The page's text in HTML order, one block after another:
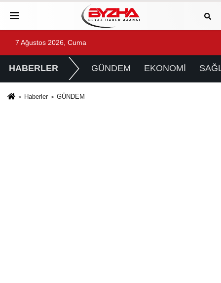
7 Ağustos 2026, Cuma
HABERLER GÜNDEM EKONOMİ
Haberler GÜNDEM